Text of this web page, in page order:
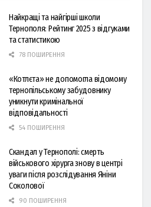
Найкращі та найгірші школи
Тернополя: Рейтинг 2025 з відгуками
та статистикою
78 ПОШИРЕННЯ
«Котлєта» не допомогла відомому
тернопільському забудовнику
уникнути кримінальної
відповідальності
54 ПОШИРЕННЯ
Скандал у Тернополі: смерть
військового хірурга знову в центрі
уваги після розслідування Яніни
Соколової
90 ПОШИРЕННЯ